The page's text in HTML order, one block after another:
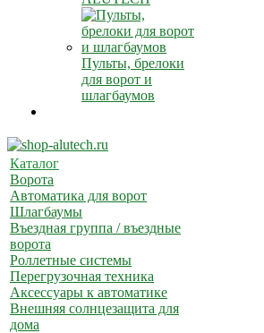
Пульты, брелоки
для ворот и
шлагбаумов
Каталог
Ворота
Автоматика для ворот
Шлагбаумы
Въездная группа / въездные
ворота
Роллетные системы
Перегрузочная техника
Аксессуары к автоматике
Внешняя солнцезащита для
дома